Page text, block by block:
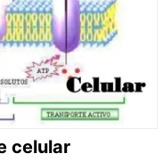
celular